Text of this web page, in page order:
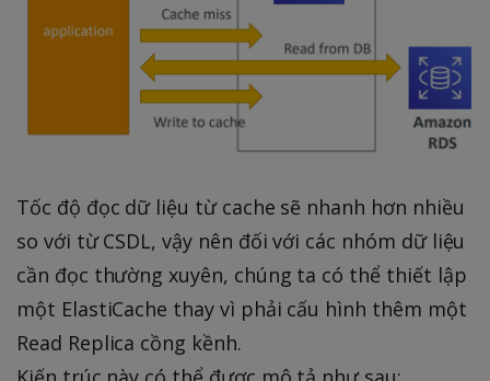
Tốc độ đọc dữ liệu từ cache sẽ nhanh hơn nhiều
so với từ CSDL, vậy nên đối với các nhóm dữ liệu
cần đọc thường xuyên, chúng ta có thể thiết lập
một ElastiCache thay vì phải cấu hình thêm một
Read Replica cồng kềnh.